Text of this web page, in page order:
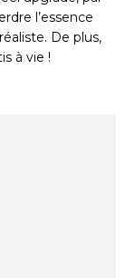
l’essence
De plus,
à vie !